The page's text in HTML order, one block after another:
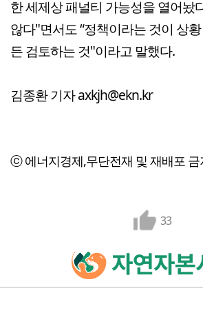
한 세제상 패널티 가능성을 열어놨
않다"면서도 “정책이라는 것이 상
든 검토하는 것"이라고 말했다.
김종환 기자 axkjh@ekn.kr
ⓒ 에너지경제,무단전재 및 재배포 금
33